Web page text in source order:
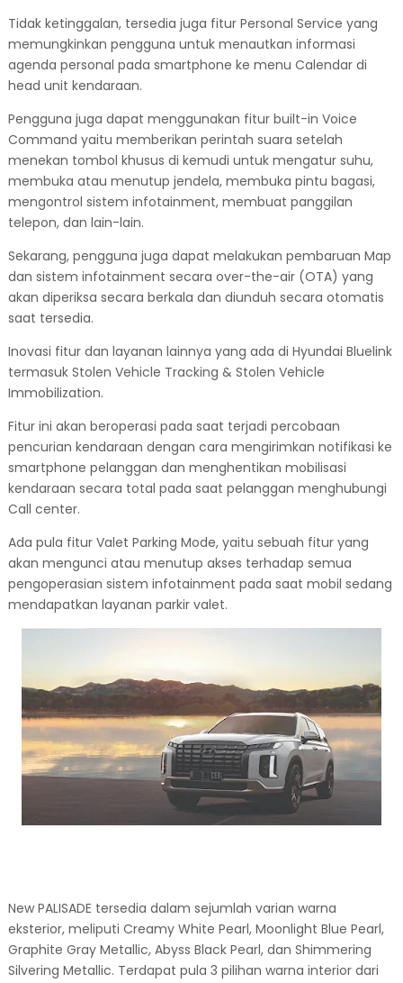
Tidak ketinggalan, tersedia juga fitur Personal Service yang
memungkinkan pengguna untuk menautkan informasi
agenda personal pada smartphone ke menu Calendar di
head unit kendaraan.
Pengguna juga dapat menggunakan fitur built-in Voice
Command yaitu memberikan perintah suara setelah
menekan tombol khusus di kemudi untuk mengatur suhu,
membuka atau menutup jendela, membuka pintu bagasi,
mengontrol sistem infotainment, membuat panggilan
telepon, dan lain-lain.
Sekarang, pengguna juga dapat melakukan pembaruan Map
dan sistem infotainment secara over-the-air (OTA) yang
akan diperiksa secara berkala dan diunduh secara otomatis
saat tersedia.
Inovasi fitur dan layanan lainnya yang ada di Hyundai Bluelink
termasuk Stolen Vehicle Tracking & Stolen Vehicle
Immobilization.
Fitur ini akan beroperasi pada saat terjadi percobaan
pencurian kendaraan dengan cara mengirimkan notifikasi ke
smartphone pelanggan dan menghentikan mobilisasi
kendaraan secara total pada saat pelanggan menghubungi
Call center.
Ada pula fitur Valet Parking Mode, yaitu sebuah fitur yang
akan mengunci atau menutup akses terhadap semua
pengoperasian sistem infotainment pada saat mobil sedang
mendapatkan layanan parkir valet.
New PALISADE tersedia dalam sejumlah varian warna
eksterior, meliputi Creamy White Pearl, Moonlight Blue Pearl,
Graphite Gray Metallic, Abyss Black Pearl, dan Shimmering
Silvering Metallic. Terdapat pula 3 pilihan warna interior dari